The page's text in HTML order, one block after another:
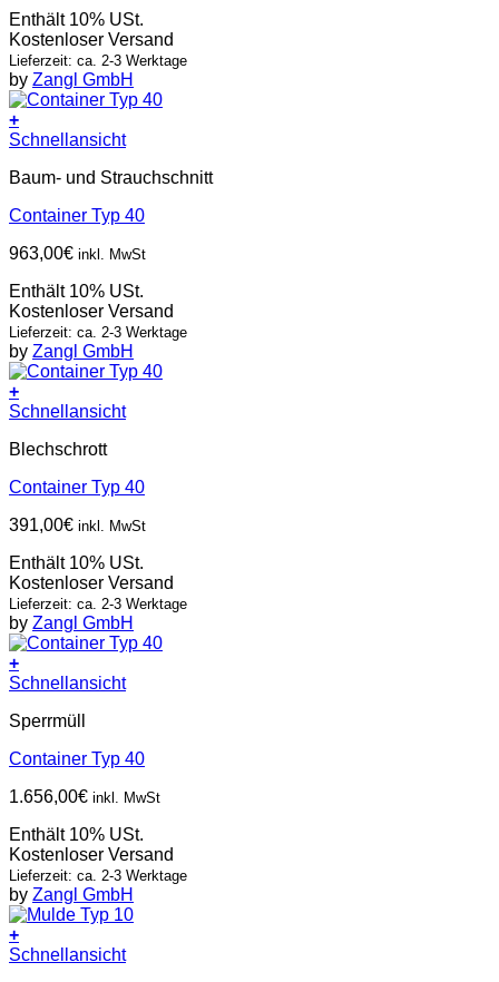
Enthält 10% USt.
Kostenloser Versand
Lieferzeit: ca. 2-3 Werktage
by Zangl GmbH
+
Schnellansicht
Baum- und Strauchschnitt
Container Typ 40
963,00€ inkl. MwSt
Enthält 10% USt.
Kostenloser Versand
Lieferzeit: ca. 2-3 Werktage
by Zangl GmbH
+
Schnellansicht
Blechschrott
Container Typ 40
391,00€ inkl. MwSt
Enthält 10% USt.
Kostenloser Versand
Lieferzeit: ca. 2-3 Werktage
by Zangl GmbH
+
Schnellansicht
Sperrmüll
Container Typ 40
1.656,00€ inkl. MwSt
Enthält 10% USt.
Kostenloser Versand
Lieferzeit: ca. 2-3 Werktage
by Zangl GmbH
+
Schnellansicht